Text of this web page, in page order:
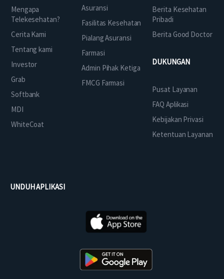
Mengapa
Telekesehatan?
Cerita Kami
Tentang kami
Investor
Grab
Softbank
MDI
WhiteCoat
Asuransi
Fasilitas Kesehatan
Pialang Asuransi
Farmasi
Admin Pihak Ketiga
FMCG Farmasi
Berita Kesehatan
Pribadi
Berita Good Doctor
DUKUNGAN
Pusat Layanan
FAQ Aplikasi
Kebijakan Privasi
Ketentuan Layanan
UNDUH APLIKASI